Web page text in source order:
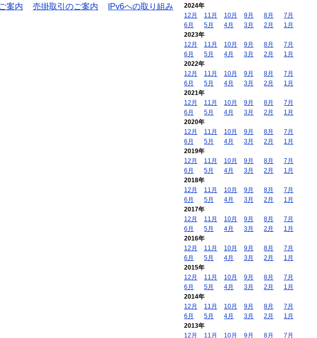
案内 売掛取引のご案内
IPv6への取り組み
2024年
12月
11月 10月 9月 8月
7月
6月
5月 4月 3月 2月
1月
2023年
12月
11月 10月 9月 8月
7月
6月
5月 4月 3月 2月
1月
2022年
12月
11月 10月 9月 8月
7月
6月
5月 4月 3月 2月
1月
2021年
12月
11月 10月 9月 8月
7月
6月
5月 4月 3月 2月
1月
2020年
12月
11月 10月 9月 8月
7月
6月
5月 4月 3月 2月
1月
2019年
12月
11月 10月 9月 8月
7月
6月
5月 4月 3月 2月
1月
2018年
12月
11月 10月 9月 8月
7月
6月
5月 4月 3月 2月
1月
2017年
12月
11月 10月 9月 8月
7月
6月
5月 4月 3月 2月
1月
2016年
12月
11月 10月 9月 8月
7月
6月
5月 4月 3月 2月
1月
2015年
12月
11月 10月 9月 8月
7月
6月
5月 4月 3月 2月
1月
2014年
12月
11月 10月 9月 8月
7月
6月
5月 4月 3月 2月
1月
2013年
12月
11月 10月 9月 8月 7月